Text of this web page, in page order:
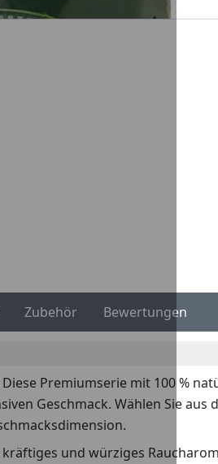
Zubehör Bewertungen
Premiumserie mit 100 %
Geschmack. Wählen Sie
und würziges